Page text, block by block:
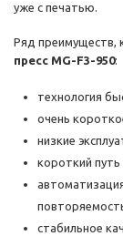
уже с печатью.
Ряд преимуществ,
пресс MG-F3-950:
технология
очень
низкие
короткий
стабильное